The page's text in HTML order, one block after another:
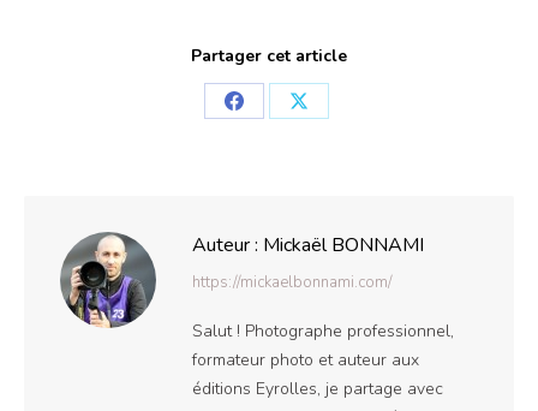
Partager cet article
PartagerPartager
Auteur : Mickaël BONNAMI
https://mickaelbonnami.com/
Salut ! Photographe professionnel,
formateur photo et auteur aux
éditions Eyrolles, je partage avec